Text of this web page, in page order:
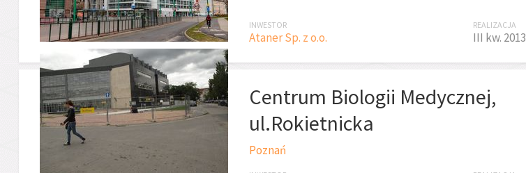
INWESTOR
Ataner Sp. z o.o.
REALIZACJA
III kw. 2013
Centrum Biologii Medycznej,
ul.Rokietnicka
Poznań